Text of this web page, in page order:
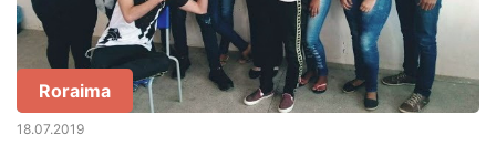
Roraima
18.07.2019